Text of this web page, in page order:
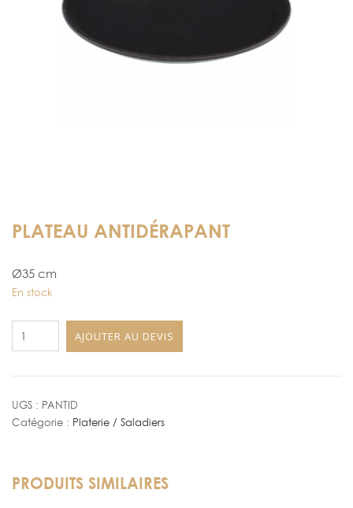
PLATEAU ANTIDÉRAPANT
Ø35 cm
En stock
de
AJOUTER AU DEVIS
UGS : PANTID
Catégorie : Platerie / Saladiers
PRODUITS SIMILAIRES